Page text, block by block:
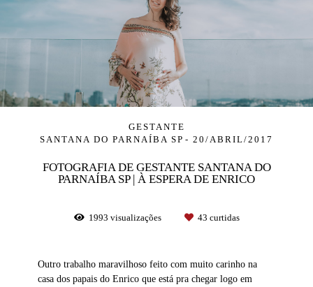
GESTANTE
SANTANA DO PARNAÍBA SP
20/ABRIL/2017
FOTOGRAFIA DE GESTANTE SANTANA DO
PARNAÍBA SP | À ESPERA DE ENRICO
1993 visualizações 43 curtidas
Outro trabalho maravilhoso feito com muito carinho na
casa dos papais do Enrico que está pra chegar logo em